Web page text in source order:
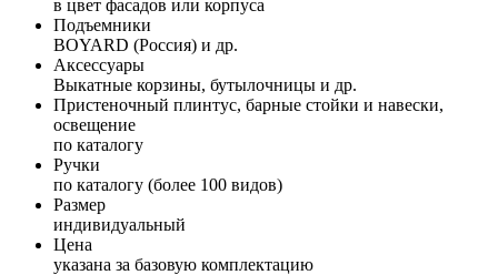
в цвет фасадов или корпуса
Подъемники
BOYARD (Россия) и др.
Аксессуары
Выкатные корзины, бутылочницы и др.
Пристеночный плинтус, барные стойки и навески,
освещение
по каталогу
Ручки
по каталогу (более 100 видов)
Размер
индивидуальный
Цена
указана за базовую комплектацию